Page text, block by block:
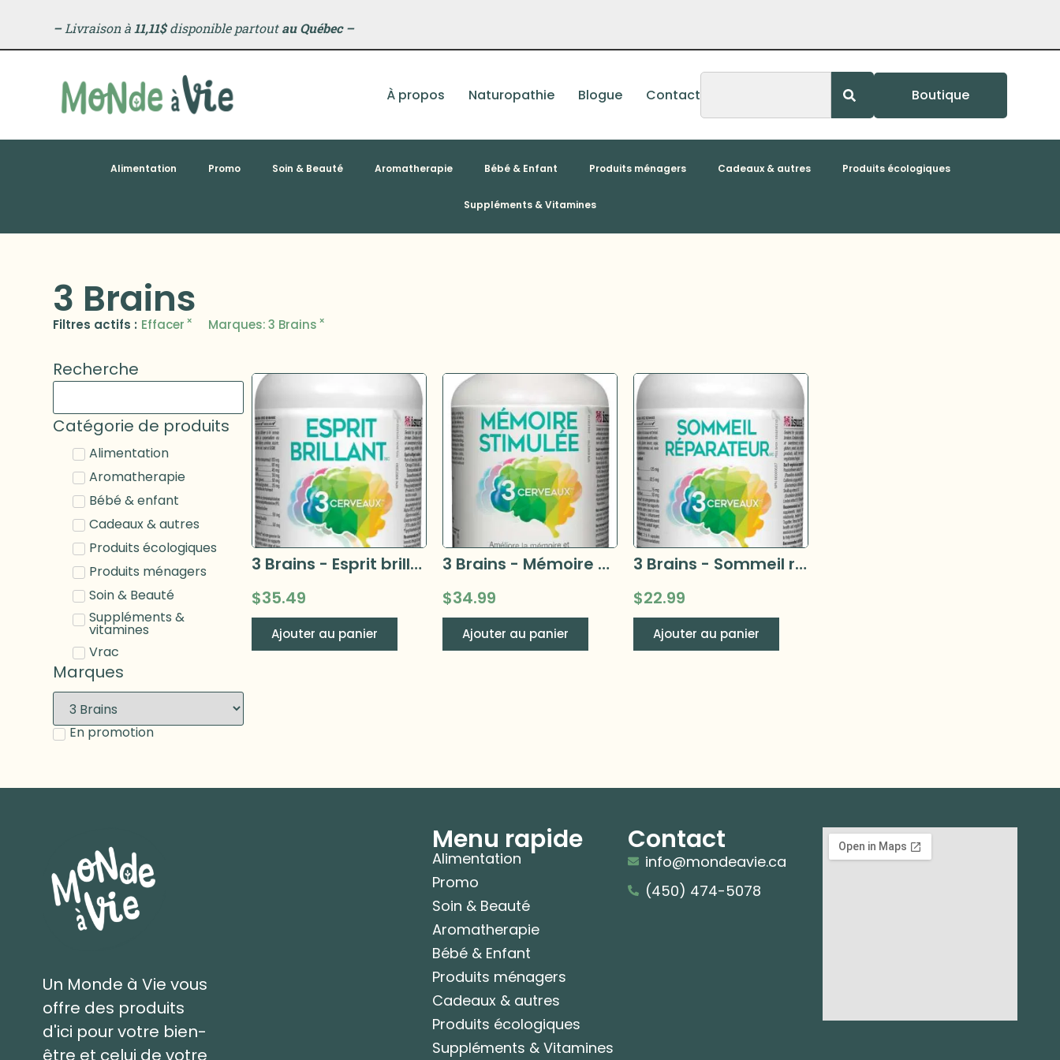
–Livraison à 11,11$disponible partoutau Québec –
À propos Naturopathie Blogue Contact Boutique
Alimentation Promo Soin & Beauté Aromatherapie Bébé & Enfant Produits ménagers Cadeaux & autres Produits écologiques
Suppléments & Vitamines
3 Brains
Filtres actifs : Effacer × Marques:3 Brains ×
Recherche
Catégorie de produits
Alimentation
Aromatherapie
Bébé & enfant
Cadeaux & autres
Produits écologiques
Produits ménagers
Soin & Beauté
Suppléments &
vitamines
Vrac
Marques
En promotion
3 Brains - Esprit brillant 90 capsules
$35.49
Ajouter au panier
3 Brains - Mémoire stimulée 120 capsules
$34.99
Ajouter au panier
3 Brains - Sommeil réparateur 90 caps
$22.99
Ajouter au panier
Un Monde à Vie vous
offre des produits
d'ici pour votre bien-
être et celui de votre
Menu rapide
Alimentation
Promo
Soin & Beauté
Aromatherapie
Bébé & Enfant
Produits ménagers
Cadeaux & autres
Produits écologiques
Suppléments & Vitamines
Contact
info@mondeavie.ca
(450) 474-5078